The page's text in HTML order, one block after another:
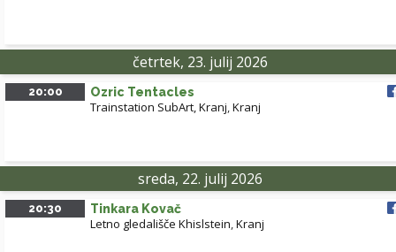
četrtek, 23. julij 2026
20:00 Ozric Tentacles
Trainstation SubArt, Kranj,Kranj
sreda, 22. julij 2026
20:30 Tinkara Kovač
Letno gledališče Khislstein,Kranj